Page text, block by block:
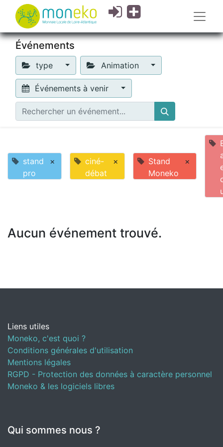
Événements
type Animation
Événements à venir
stand
pro
×
ciné-
débat
×
Stand
Moneko
×
Aucun événement trouvé.
Liens utiles
Moneko, c'est quoi ?
Conditions générales d'utilisation
Mentions légales
RGPD - Protection des données à caractère personnel
Moneko & les logiciels libres
Qui sommes nous ?